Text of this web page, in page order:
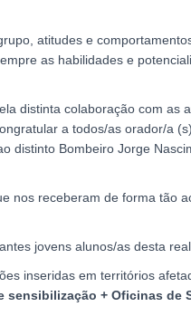
atitudes e
as habilidades e
distinta colaboração com as
a todos/as orador/a (s),
distinto Bombeiro Jorge
nos receberam de forma tão
jovens alunos/as desta
inseridas em territórios
sensibilização + Oficinas de